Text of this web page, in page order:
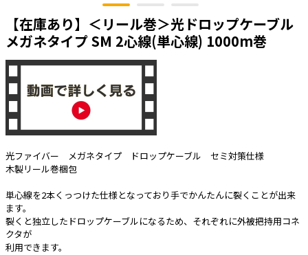
工具関連
e431オリジナル
暑さ対策
【在庫あり】＜リール巻＞光ドロップケーブル
メガネタイプ SM 2心線(単心線) 1000m巻
光ファイバー メガネタイプ ドロップケーブル セミ対策仕様
木製リール巻梱包
単心線を2本くっつけた仕様となっており手でかんたんに裂くことが出来
ます。
裂くと独立したドロップケーブルになるため、それぞれに外被把持用コネ
クタが
利用できます。